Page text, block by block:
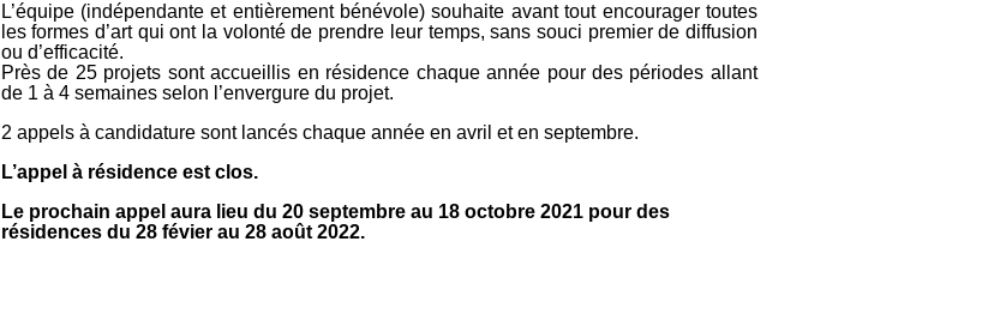
L’équipe (indépendante et entièrement bénévole) souhaite avant tout encourager toutes
les formes d’art qui ont la volonté de prendre leur temps, sans souci premier de diffusion
ou d’efficacité.
Près de 25 projets sont accueillis en résidence chaque année pour des périodes allant
de 1 à 4 semaines selon l’envergure du projet.
2 appels à candidature sont lancés chaque année en avril et en septembre.
L’appel à résidence est clos.
Le prochain appel aura lieu du 20 septembre au 18 octobre 2021 pour des
résidences du 28 févier au 28 août 2022.